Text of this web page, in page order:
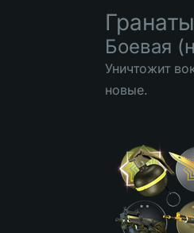
Гранаты
Боевая
Уничтожит
новые.